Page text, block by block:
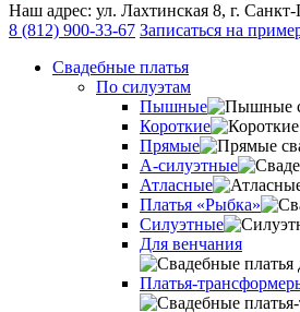
Наш адрес: ул. Лахтинская 8, г. Санкт-
8 (812) 900-33-67 Записаться на
Свадебные платья
По силуэтам
Пышные
Короткие
Прямые
А-силуэтные
Атласные
Платья «Рыбка»
Силуэтные
Для венчания
Платья-